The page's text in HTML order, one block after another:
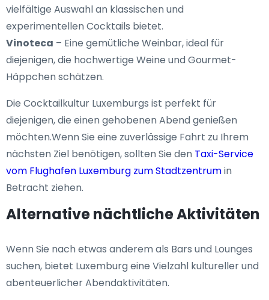
vielfältige Auswahl an klassischen und
experimentellen Cocktails bietet.
Vinoteca – Eine gemütliche Weinbar, ideal für
diejenigen, die hochwertige Weine und Gourmet-
Häppchen schätzen.
Die Cocktailkultur Luxemburgs ist perfekt für
diejenigen, die einen gehobenen Abend genießen
möchten.Wenn Sie eine zuverlässige Fahrt zu Ihrem
nächsten Ziel benötigen, sollten Sie den Taxi-Service
vom Flughafen Luxemburg zum Stadtzentrumin
Betracht ziehen.
Alternative nächtliche Aktivitäten
Wenn Sie nach etwas anderem als Bars und Lounges
suchen, bietet Luxemburg eine Vielzahl kultureller und
abenteuerlicher Abendaktivitäten.